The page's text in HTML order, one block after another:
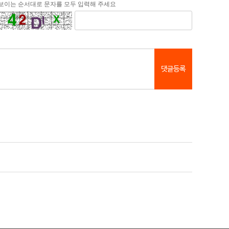
이는 순서대로 문자를 모두 입력해 주세요
댓글등록